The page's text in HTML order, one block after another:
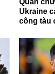
Ukraine
công tàu